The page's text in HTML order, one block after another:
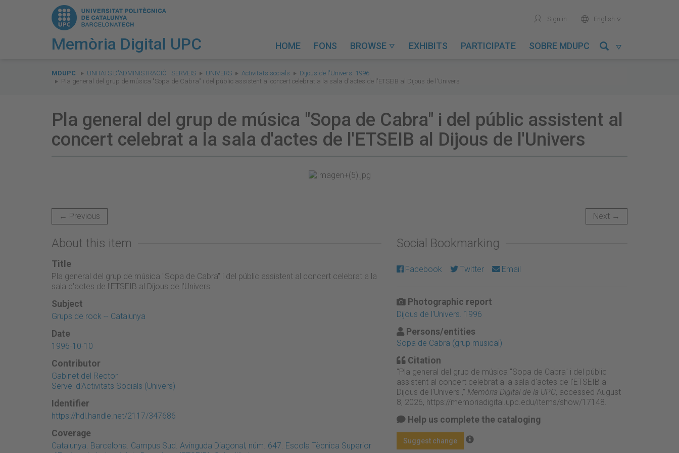
Memòria Digital UPC
user Sign in world English 
HOME FONS BROWSE  EXHIBITS PARTICIPATE SOBRE MDUPC 
are
here:
MDUPC UNITATS D'ADMINISTRACIÓ I SERVEIS UNIVERS Activitats socials
Dijous de l'Univers. 1996
Pla general del grup de música "Sopa de Cabra" i del públic assistent al concert celebrat a la sala d'actes de l'ETSEIB al Dijous de l'Univers
Pla general del grup de música "Sopa de Cabra" i del públic assistent al
concert celebrat a la sala d'actes de l'ETSEIB al Dijous de l'Univers
← Previous Next →
About this item
Title
Pla general del grup de música "Sopa de Cabra" i del públic assistent al concert celebrat a la
sala d'actes de l'ETSEIB al Dijous de l'Univers
Subject
Grups de rock -- Catalunya
Date
1996-10-10
Contributor
Gabinet del Rector
Servei d'Activitats Socials (Univers)
Identifier
https://hdl.handle.net/2117/347686
Coverage
Catalunya. Barcelona. Campus Sud. Avinguda Diagonal, núm. 647. Escola Tècnica Superior
Social Bookmarking
Facebook Twitter Email
Photographic report
Dijous de l'Univers. 1996
Persons/entities
Sopa de Cabra (grup musical)
Citation
“Pla general del grup de música "Sopa de Cabra" i del públic
assistent al concert celebrat a la sala d'actes de l'ETSEIB al
Dijous de l'Univers ,” Memòria Digital de la UPC, accessed August
8, 2026, https://memoriadigital.upc.edu/items/show/17148
Help us complete the cataloging
Suggest change